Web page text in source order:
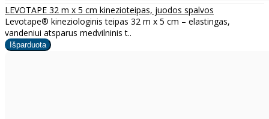
LEVOTAPE 32 m x 5 cm kinezioteipas, juodos spalvos
Levotape® kineziologinis teipas 32 m x 5 cm – elastingas,
vandeniui atsparus medvilninis t..